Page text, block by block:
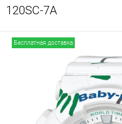
120SC-7A
Бесплатная доставка